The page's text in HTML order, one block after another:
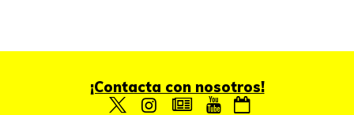
¡Contacta con nosotros!